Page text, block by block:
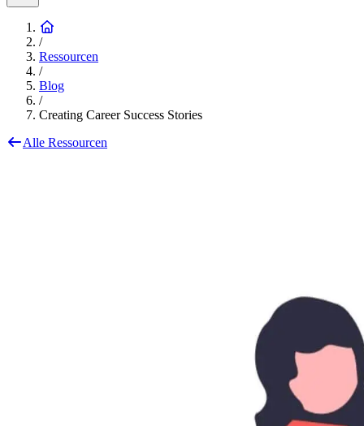
/
Ressourcen
/
Blog
/
Creating Career Success Stories
Alle Ressourcen